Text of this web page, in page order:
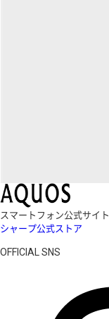
スマートフォン公式サイト
シャープ公式ストア
OFFICIAL SNS